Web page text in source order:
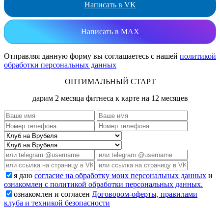
Написать в VK
Написать в MAX
Отправляя данную форму вы соглашаетесь с нашей политикой
обработки персональных данных
ОПТИМАЛЬНЫЙ СТАРТ
дарим 2 месяца фитнеса к карте на 12 месяцев
я даю согласие на обработку моих персональных данных и
ознакомлен с политикой обработки персональных данных.
ознакомлен и согласен Договором-оферты, правилами
клуба и техникой безопасности